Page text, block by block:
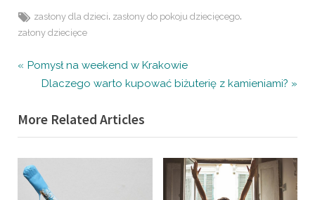
Tags:
zasłony dla dzieci, zasłony do pokoju dziecięcego,
załony dziecięce
Nawigacja
P
v
i
o
u
Pomysł na weekend w Krakowie
N
x
t
P
o
s
Dlaczego warto kupować biżuterię z kamieniami?
More Related Articles